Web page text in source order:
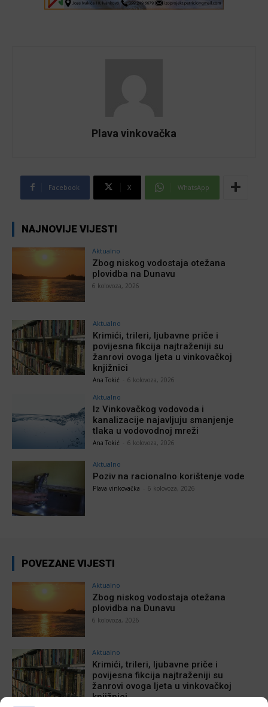
Plava vinkovačka
Facebook X WhatsApp
NAJNOVIJE VIJESTI
Aktualno
Zbog niskog vodostaja otežana
plovidba na Dunavu
6 kolovoza, 2026
Aktualno
Krimići, trileri, ljubavne priče i
povijesna fikcija najtraženiji su
žanrovi ovoga ljeta u vinkovačkoj
knjižnici
Ana Tokić 6 kolovoza, 2026
Aktualno
Iz Vinkovačkog vodovoda i
kanalizacije najavljuju smanjenje
tlaka u vodovodnoj mreži
Ana Tokić 6 kolovoza, 2026
Aktualno
Poziv na racionalno korištenje vode
Plava vinkovačka 6 kolovoza, 2026
POVEZANE VIJESTI
Aktualno
Zbog niskog vodostaja otežana
plovidba na Dunavu
6 kolovoza, 2026
Aktualno
Krimići, trileri, ljubavne priče i
povijesna fikcija najtraženiji su
žanrovi ovoga ljeta u vinkovačkoj
knjižnici